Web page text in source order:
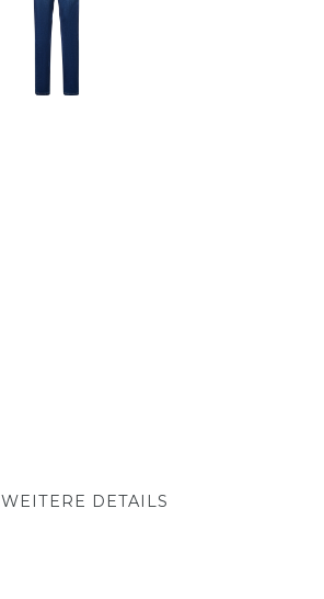
WEITERE DETAILS